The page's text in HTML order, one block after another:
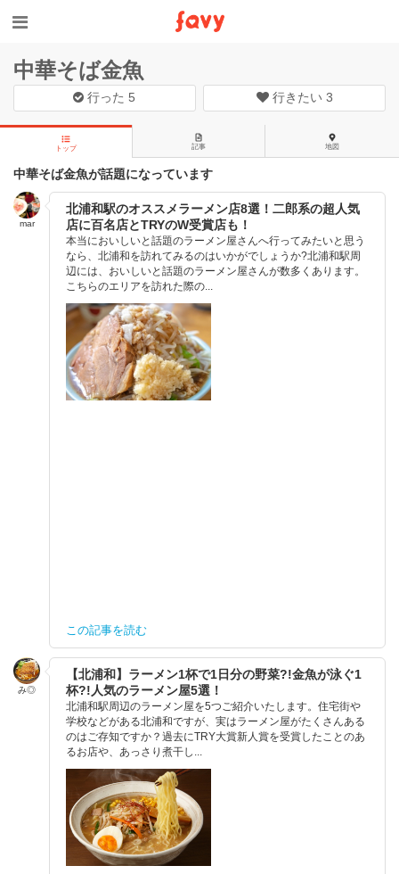
中華そば金魚
行った 5 行きたい 3
トップ 記事 地図
中華そば金魚が話題になっています
mar
北浦和駅のオススメラーメン店8選！二郎系の超人気
店に百名店とTRYのW受賞店も！
本当においしいと話題のラーメン屋さんへ行ってみたいと思う
なら、北浦和を訪れてみるのはいかがでしょうか?北浦和駅周
辺には、おいしいと話題のラーメン屋さんが数多くあります。
こちらのエリアを訪れた際の...
この記事を読む
み◎
【北浦和】ラーメン1杯で1日分の野菜?!金魚が泳ぐ1
杯?!人気のラーメン屋5選！
北浦和駅周辺のラーメン屋を5つご紹介いたします。住宅街や
学校などがある北浦和ですが、実はラーメン屋がたくさんある
のはご存知ですか？過去にTRY大賞新人賞を受賞したことのあ
るお店や、あっさり煮干し...